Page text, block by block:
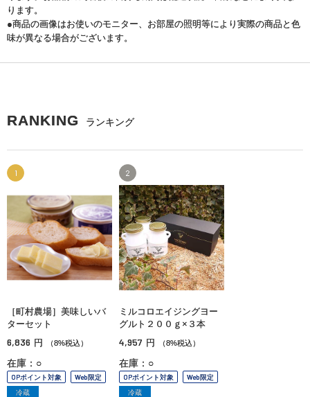
ります。
●商品の画像はお使いのモニター、お部屋の照明等により実際の商品と色
味が異なる場合がございます。
RANKING ランキング
1
［町村農場］美味しいバ
ターセット
6,836 円 （8%税込）
在庫：○
OPポイント対象
Web限定
冷蔵
2
ミルコロエイジングヨー
グルト２００ｇ×３本
4,957 円 （8%税込）
在庫：○
OPポイント対象
Web限定
冷蔵